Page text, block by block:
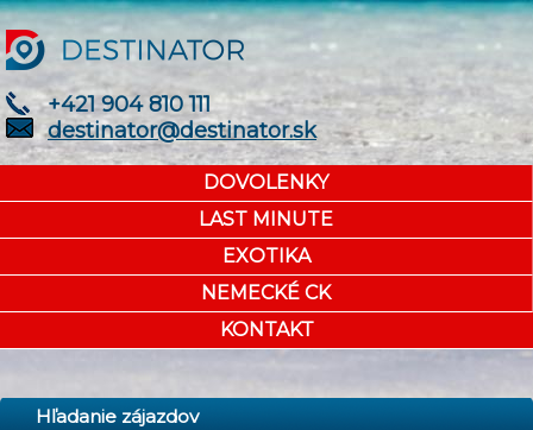
+421 904 810 111
destinator@destinator.sk
DOVOLENKY
LAST MINUTE
EXOTIKA
NEMECKÉ CK
KONTAKT
Hľadanie zájazdov